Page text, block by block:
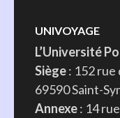
UNIVOYAGE
L’Université
Siège: 152 rue
69590 Saint-
Annexe: 14